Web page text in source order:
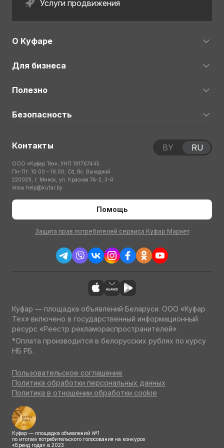
Услуги продвижения
О Куфаре
Для бизнеса
Полезно
Безопасность
Контакты
ООО «Куфар Тех», УНП 191767445
Пн-Пт: 10:00 – 18:00; Сб, Вс: Выходной
220029, г. Минск, ул. Красная 7А-2, 3-й
этаж help@kufar.by
Помощь
Защита прав потребителей сервиса Куфар Маркет
BY RU
Куфар — площадка объявлений Беларуси. ООО «Куфар
Тех» включено в государственный информационный
ресурс «Реестр рекламораспространителей»
*Оплата производится в белорусских рублях по курсу
НБ РБ.
Пользовательское соглашение
Политика обработки персональных данных
Политика в отношении обработки cookie
Куфар — площадка объявлений №1
по итогам потребительского голосования на конкурсе
«Бренд года» в 2023